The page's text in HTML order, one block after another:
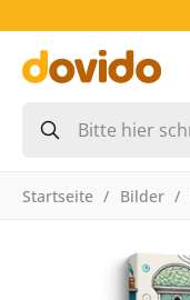
Startseite Bilder